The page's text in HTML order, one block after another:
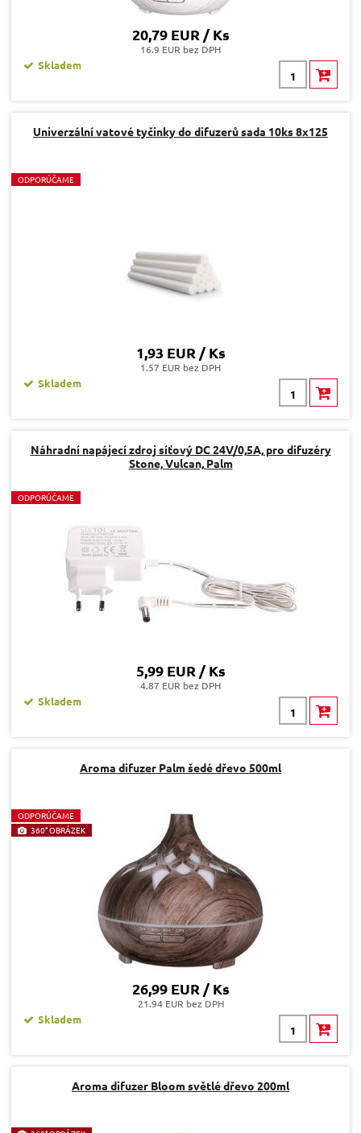
20,79 EUR / Ks
16.9 EUR bez DPH
Skladem
Univerzální vatové tyčinky do difuzerů sada 10ks 8x125
ODPORÚČAME
1,93 EUR / Ks
1.57 EUR bez DPH
Skladem
Náhradní napájecí zdroj síťový DC 24V/0,5A, pro difuzéry
Stone, Vulcan, Palm
ODPORÚČAME
5,99 EUR / Ks
4.87 EUR bez DPH
Skladem
Aroma difuzer Palm šedé dřevo 500ml
ODPORÚČAME
360° OBRÁZEK
26,99 EUR / Ks
21.94 EUR bez DPH
Skladem
Aroma difuzer Bloom světlé dřevo 200ml